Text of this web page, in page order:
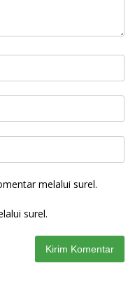
melalui surel.
surel.